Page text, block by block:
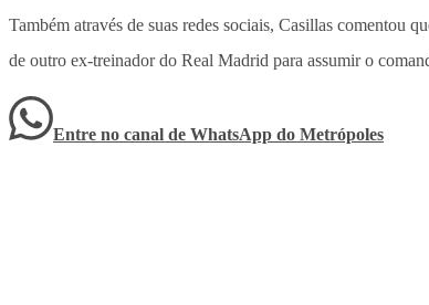
Também através de suas redes sociais, Casillas comentou
de outro ex-treinador do Real Madrid para assumir o
Entre no canal de WhatsApp do Metrópoles